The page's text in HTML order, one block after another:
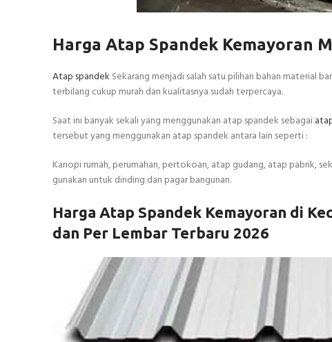
Harga Atap Spandek Kemayoran
Atap spandek Sekarang menjadi salah satu pilihan bahan material
terbilang cukup murah dan kualitasnya sudah terpercaya.
Saat ini banyak sekali yang menggunakan atap spandek sebagai
tersebut yang menggunakan atap spandek antara lain seperti :
Kanopi rumah, perumahan, pertokoan, atap gudang, atap pabrik,
gunakan untuk dinding dan pagar bangunan.
Harga Atap Spandek Kemayoran di
dan Per Lembar Terbaru 2026